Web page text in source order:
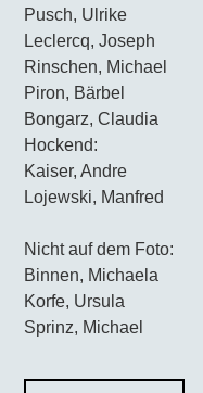
Pusch, Ulrike
Leclercq, Joseph
Rinschen, Michael
Piron, Bärbel
Bongarz, Claudia
Hockend:
Kaiser, Andre
Lojewski, Manfred
Nicht auf dem Foto:
Binnen, Michaela
Korfe, Ursula
Sprinz, Michael